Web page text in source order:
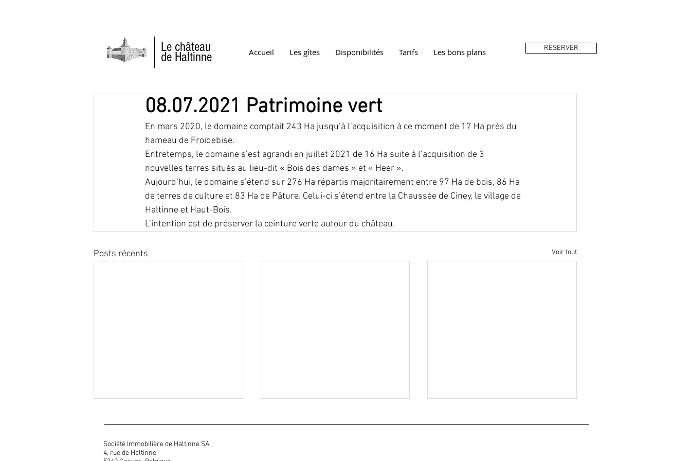
Accueil Les gîtes Disponibilités Tarifs Les bons plans
Le château
de Haltinne
RÉSERVER
08.07.2021 Patrimoine vert
En mars 2020, le domaine comptait 243 Ha jusqu’à l’acquisition à ce moment de 17 Ha près du
hameau de Froidebise.
Entretemps, le domaine s’est agrandi en juillet 2021 de 16 Ha suite à l’acquisition de 3
nouvelles terres situés au lieu-dit « Bois des dames » et « Heer ».
Aujourd’hui, le domaine s’étend sur 276 Ha répartis majoritairement entre 97 Ha de bois, 86 Ha
de terres de culture et 83 Ha de Pâture. Celui-ci s’étend entre la Chaussée de Ciney, le village de
Haltinne et Haut-Bois.
L’intention est de préserver la ceinture verte autour du château.
Posts récents Voir tout
Société Immobilière de Haltinne SA
4, rue de Haltinne